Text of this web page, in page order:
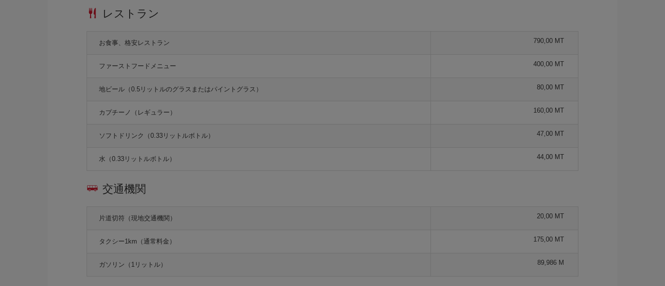
レストラン
お食事、格安レストラン 790,00 MT
ファーストフードメニュー 400,00 MT
地ビール（0.5リットルのグラスまたはパイントグラス） 80,00 MT
カプチーノ（レギュラー） 160,00 MT
ソフトドリンク（0.33リットルボトル） 47,00 MT
水（0.33リットルボトル） 44,00 MT
交通機関
片道切符（現地交通機関） 20,00 MT
タクシー1km（通常料金） 175,00 MT
ガソリン（1リットル） 89,986 M